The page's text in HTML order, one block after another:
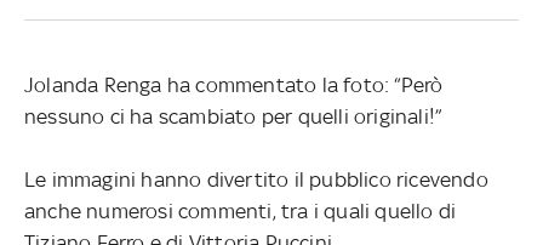
Jolanda Renga ha commentato la foto: “Però
nessuno ci ha scambiato per quelli originali!”
Le immagini hanno divertito il pubblico ricevendo
anche numerosi commenti, tra i quali quello di